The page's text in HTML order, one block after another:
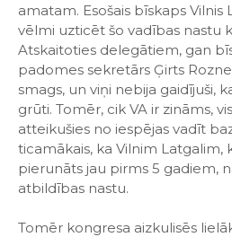
amatam. Esošais bīskaps Vilnis
vēlmi uzticēt šo vadības nastu
Atskaitoties delegātiem, gan
padomes sekretārs Ģirts
smags, un viņi nebija gaidījuši,
grūti. Tomēr, cik VA ir zināms,
atteikušies no iespējas vadīt
ticamākais, ka Vilnim Latgalim,
pierunāts jau pirms 5 gadiem,
atbildības nastu.
Tomēr kongresa aizkulisēs